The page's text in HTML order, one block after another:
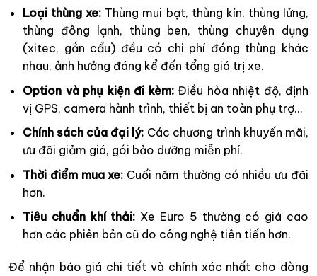
Loại thùng xe: Thùng mui bạt, thùng kín, thùng lửng,
thùng đông lạnh, thùng ben, thùng chuyên dụng
(xitec, gắn cẩu) đều có chi phí đóng thùng khác
nhau, ảnh hưởng đáng kể đến tổng giá trị xe.
Option và phụ kiện đi kèm:Điều hòa nhiệt độ, định
vị GPS, camera hành trình, thiết bị an toàn phụ trợ…
Chính sách của đại lý: Các chương trình khuyến mãi,
ưu đãi giảm giá, gói bảo dưỡng miễn phí.
Thời điểm mua xe: Cuối năm thường có nhiều ưu đãi
hơn.
Tiêu chuẩn khí thải: Xe Euro 5 thường có giá cao
hơn các phiên bản cũ do công nghệ tiên tiến hơn.
Để nhận báo giá chi tiết và chính xác nhất cho dòng